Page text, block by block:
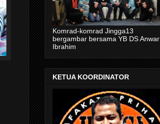
Komrad-komrad Jingga13
bergambar bersama YB DS Anwar
Ibrahim
KETUA KOORDINATOR